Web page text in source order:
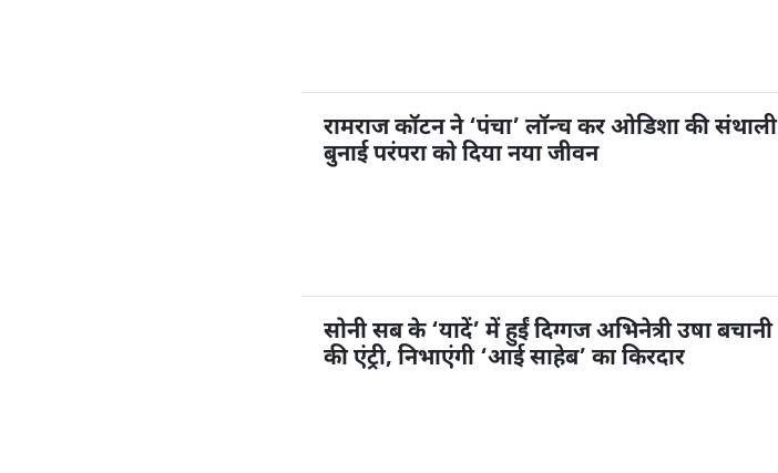
रामराज कॉटन ने ‘पंचा’ लॉन्च कर ओडिशा की संथाली
बुनाई परंपरा को दिया नया जीवन
सोनी सब के ‘यादें’ में हुईं दिग्गज अभिनेत्री उषा बचानी
की एंट्री, निभाएंगी ‘आई साहेब’ का किरदार